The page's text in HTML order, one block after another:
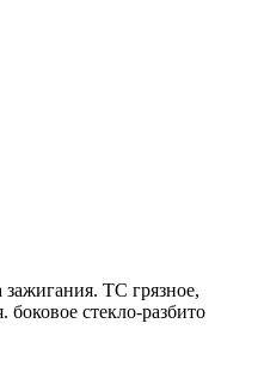
ТС грязное,
стекло-разбито